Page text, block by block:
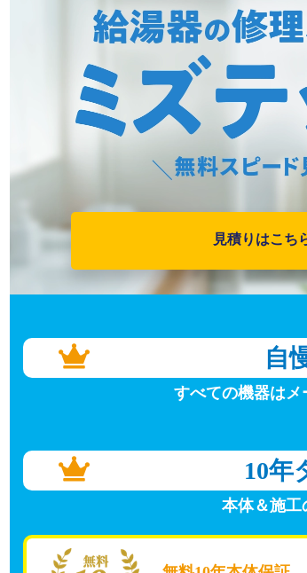
見積りはこち
自
すべての機器はメ
10年
本体＆施工